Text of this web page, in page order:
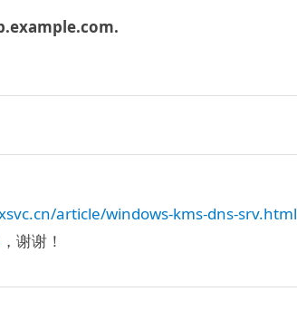
article/windows-kms-dns-srv.html
，谢谢！